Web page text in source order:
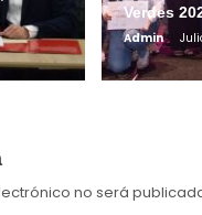
Verdes
Admin
no será